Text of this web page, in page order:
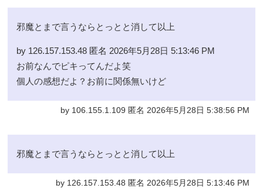
邪魔とまで言うならとっとと消して以上
by 126.157.153.48 匿名 2026年5月28日 5:13:46 PM
お前なんでピキってんだよ笑
個人の感想だよ？お前に関係無いけど
by 106.155.1.109 匿名 2026年5月28日 5:38:56 PM
邪魔とまで言うならとっとと消して以上
by 126.157.153.48 匿名 2026年5月28日 5:13:46 PM